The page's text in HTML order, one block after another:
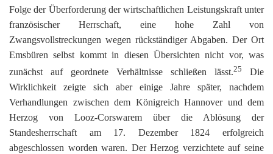
Folge der Überforderung der wirtschaftlichen Leistungskraft unter
französischer Herrschaft, eine hohe Zahl von
Zwangsvollstreckungen wegen rückständiger Abgaben. Der Ort
Emsbüren selbst kommt in diesen Übersichten nicht vor, was
zunächst auf geordnete Verhältnisse schließen lässt.25
Die
Wirklichkeit zeigte sich aber einige Jahre später, nachdem
Verhandlungen zwischen dem Königreich Hannover und dem
Herzog von Looz-Corswarem über die Ablösung der
Standesherrschaft am 17. Dezember 1824 erfolgreich
abgeschlossen worden waren. Der Herzog verzichtete auf seine